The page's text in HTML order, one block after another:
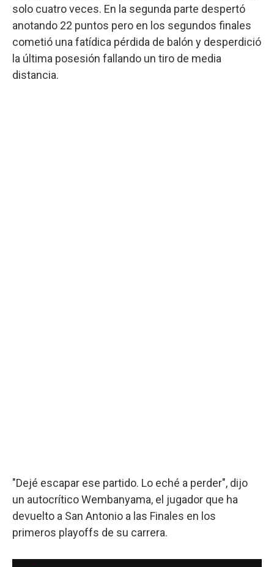
solo cuatro veces. En la segunda parte despertó
anotando 22 puntos pero en los segundos finales
cometió una fatídica pérdida de balón y desperdició
la última posesión fallando un tiro de media
distancia.
"Dejé escapar ese partido. Lo eché a perder", dijo
un autocrítico Wembanyama, el jugador que ha
devuelto a San Antonio a las Finales en los
primeros playoffs de su carrera.